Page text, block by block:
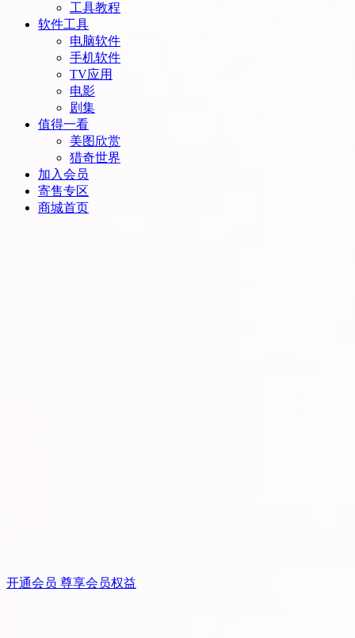
工具教程
软件工具
电脑软件
手机软件
TV应用
电影
剧集
值得一看
美图欣赏
猎奇世界
加入会员
寄售专区
商城首页
开通会员 尊享会员权益